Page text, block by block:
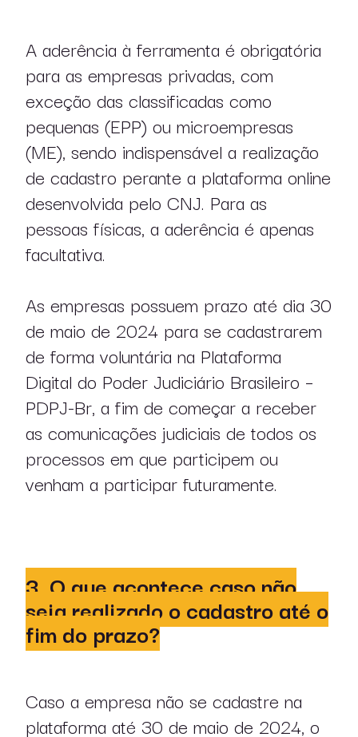
sobre nós
atuação
profissionais
A aderência à ferramenta é obrigatória
para as empresas privadas, com
exceção das classificadas como
pequenas (EPP) ou microempresas
(ME), sendo indispensável a realização
de cadastro perante a plataforma online
desenvolvida pelo CNJ. Para as
pessoas físicas, a aderência é apenas
facultativa.
As empresas possuem prazo até dia 30
de maio de 2024 para se cadastrarem
de forma voluntária na Plataforma
Digital do Poder Judiciário Brasileiro –
PDPJ-Br, a fim de começar a receber
as comunicações judiciais de todos os
processos em que participem ou
venham a participar futuramente.
3. O que acontece caso não
seja realizado o cadastro até o
fim do prazo?
Caso a empresa não se cadastre na
plataforma até 30 de maio de 2024, o